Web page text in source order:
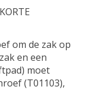
om de zak op
en een
moet
(T01103),